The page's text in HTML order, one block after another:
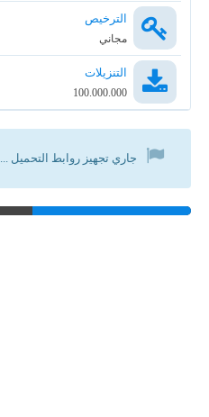
الترخيص
مجاني
التنزيلات
100.000.000
جاري تجهيز روابط التحميل ...